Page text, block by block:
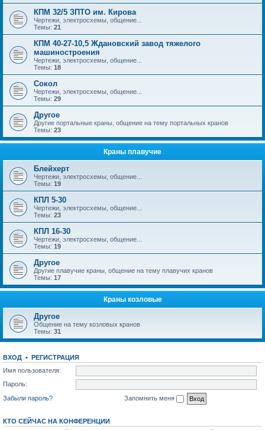
КПМ 32/5 ЗПТО им. Кирова
Чертежи, электросхемы, общение...
Темы: 21
КПМ 40-27-10,5 Ждановский завод тяжелого
машиностроения
Чертежи, электросхемы, общение...
Темы: 18
Сокол
Чертежи, электросхемы, общение...
Темы: 29
Другое
Другие портальные краны, общение на тему портальных кранов
Темы: 23
Краны плавучие
Блейхерт
Чертежи, электросхемы, общение...
Темы: 19
КПЛ 5-30
Чертежи, электросхемы, общение...
Темы: 23
КПЛ 16-30
Чертежи, электросхемы, общение...
Темы: 19
Другое
Другие плавучие краны, общение на тему плавучих кранов
Темы: 17
Краны козловые
Другое
Общение на тему козловых кранов
Темы: 31
ВХОД • РЕГИСТРАЦИЯ
Имя пользователя:
Пароль:
Забыли пароль?
Запомнить меня
КТО СЕЙЧАС НА КОНФЕРЕНЦИИ